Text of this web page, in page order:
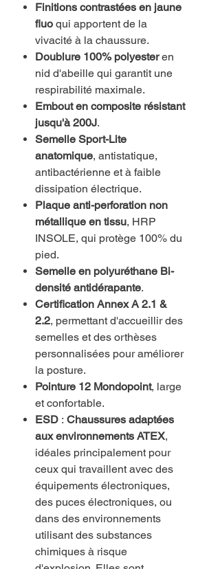
Finitions contrastées en jaune
fluo qui apportent de la
vivacité à la chaussure.
Doublure 100% polyesteren
nid d'abeille qui garantit une
respirabilité maximale.
Embout en composite résistant
jusqu'à 200J.
Semelle Sport-Lite
anatomique, antistatique,
antibactérienne et à faible
dissipation électrique.
Plaque anti-perforation non
métallique en tissu, HRP
INSOLE, qui protège 100% du
pied.
Semelle en polyuréthane Bi-
densité antidérapante.
Certification Annex A 2.1 &
2.2, permettant d'accueillir des
semelles et des orthèses
personnalisées pour améliorer
la posture.
Pointure 12 Mondopoint, large
et confortable.
ESD : Chaussures adaptées
aux environnements ATEX,
idéales principalement pour
ceux qui travaillent avec des
équipements électroniques,
des puces électroniques, ou
dans des environnements
utilisant des substances
chimiques à risque